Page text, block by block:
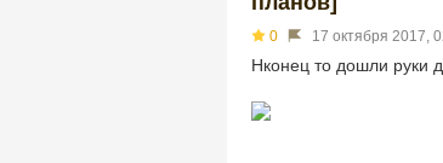
0 17 октября 2017,
Нконец то дошли руки